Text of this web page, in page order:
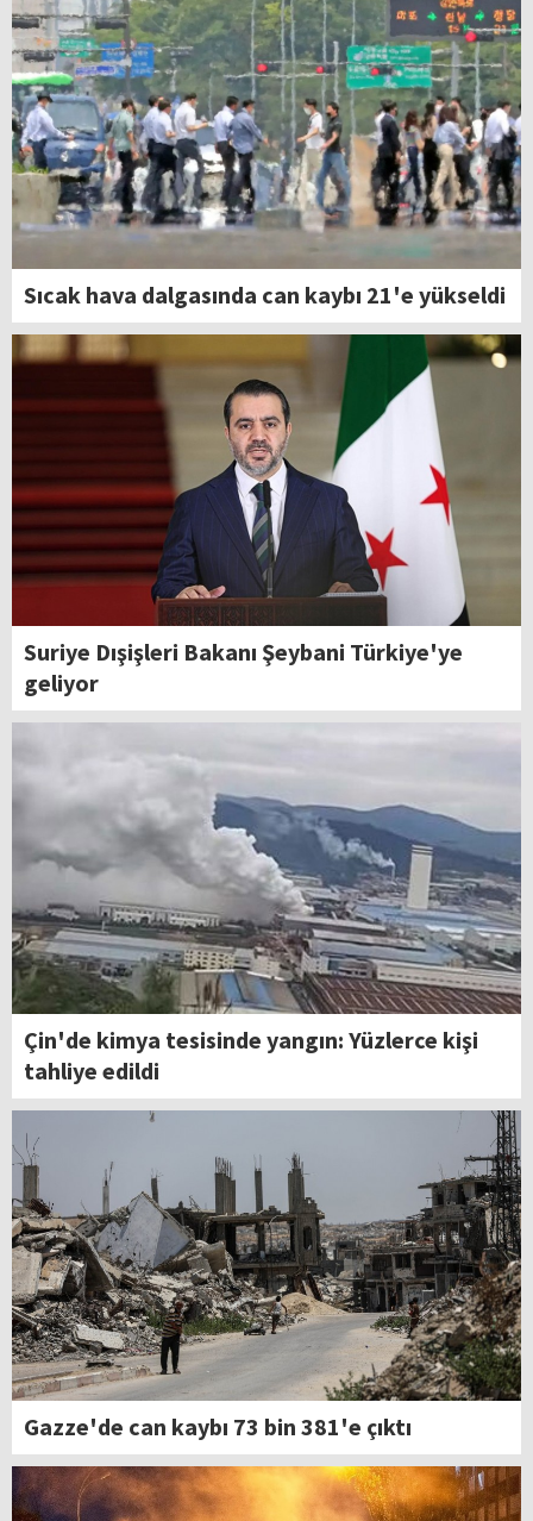
Sıcak hava dalgasında can kaybı 21'e yükseldi
Suriye Dışişleri Bakanı Şeybani Türkiye'ye
geliyor
Çin'de kimya tesisinde yangın: Yüzlerce kişi
tahliye edildi
Gazze'de can kaybı 73 bin 381'e çıktı